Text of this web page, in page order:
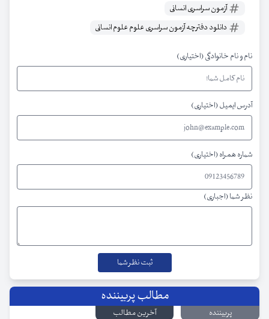
آزمون سراسری انسانی
دانلود دفترچه آزمون سراسری علوم علوم انسانی
نام و نام خانوادگی (اختیاری)
آدرس ایمیل (اختیاری)
شماره همراه (اختیاری)
نظر شما (اجباری)
مطالب پربیننده
پربیننده
آخرین مطالب